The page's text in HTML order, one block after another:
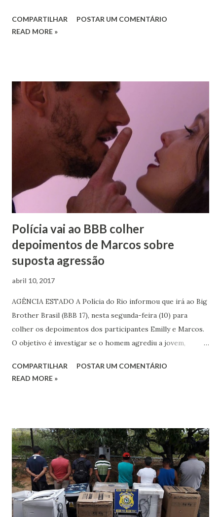
rendida pelo assaltante. Ainda segundo a PM, a mulher se
polícia fez rastreamento nos hospitais da cidade, mas o
homem não procurou atendimento médico imediato. Até a
manhã desta segunda-feira (11) ele ainda não havia sido
preso. Bairro Melo No Bairro Melo, um homem de 31 anos
também alvo de assalto. Ele foi abordado por dois homens
em uma motocicleta que fugiram levando um envelope com
R$ 4.900. A vítima estava em um carro e foi surpreendida
pelos bandidos na Avenida José Correa Machad...
COMPARTILHAR
POSTAR UM COMENTÁRIO
READ MORE »
Polícia vai ao BBB colher
depoimentos de Marcos sobre
suposta agressão
abril 10, 2017
AGÊNCIA ESTADO A Polícia do Rio informou que irá ao Big
Brother Brasil (BBB 17), nesta segunda-feira (10) para
colher os depoimentos dos participantes Emilly e Marcos.
O objetivo é investigar se o homem agrediu a jovem,
delegada Márcia Noeli, diretora da Divisão de Polícia de
Só em casos de ameaça, injúria e constrangimento que o
procedimento só poderia ser aberto pela mulher. Nós
queremos ouvi-la para saber o que aconteceu. Também
vamos pedir o vídeo na íntegra à TV Globo para
analisarmos as imagens ”, disse a delegada ao Estado. O
registro de ocorrência foi aberto na unidade da delegacia
COMPARTILHAR
POSTAR UM COMENTÁRIO
READ MORE »